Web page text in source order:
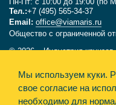
Тел.:+7 (495) 565-34-37
Email: office@viamaris.ru
Общество с ограниченной
© 2026, «Индустрия
разрешения компании
размещённая на сайте,
офертой.
Мы используем куки.
свое согласие на
необходимо для